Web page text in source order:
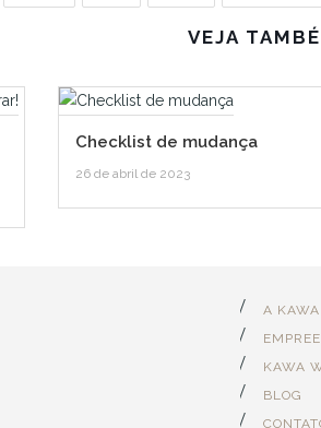
VEJA
Checklist de mudança
26 de abril de 2023
A KAWA
KAWA
BLOG